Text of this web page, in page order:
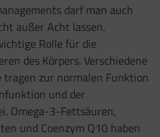
darf man auch
außer Acht lassen.
Rolle für die
des Körpers. Verschiedene
zur normalen Funktion
und der
Omega-3-Fettsäuren,
und Coenzym Q10 haben